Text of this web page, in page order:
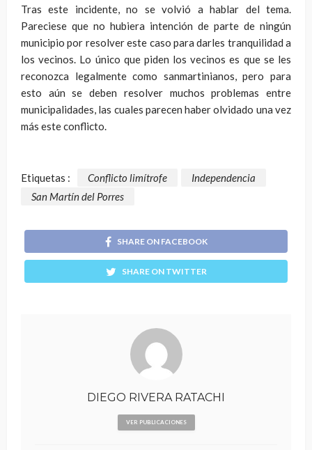
Tras este incidente, no se volvió a hablar del tema.
Pareciese que no hubiera intención de parte de ningún
municipio por resolver este caso para darles tranquilidad a
los vecinos. Lo único que piden los vecinos es que se les
reconozca legalmente como sanmartinianos, pero para
esto aún se deben resolver muchos problemas entre
municipalidades, las cuales parecen haber olvidado una vez
más este conflicto.
Etiquetas : Conflicto limítrofe
Independencia
San Martín del Porres
SHARE ON FACEBOOK
SHARE ON TWITTER
DIEGO RIVERA RATACHI
VER PUBLICACIONES